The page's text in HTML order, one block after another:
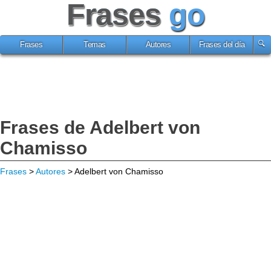
Frases go
Frases Temas Autores Frases del día
Frases de Adelbert von
Chamisso
Frases >Autores > Adelbert von Chamisso